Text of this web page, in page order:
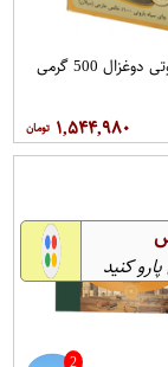
500 گرمی
۱,۵۴۴,۹۸۰
کنید